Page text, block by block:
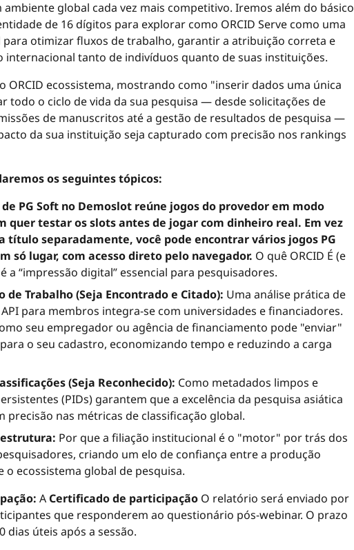
global cada vez mais competitivo. Iremos além do básico
de 16 dígitos para explorar como ORCID Serve como uma
otimizar fluxos de trabalho, garantir a atribuição correta e
tanto de indivíduos quanto de suas instituições.
ORCID ecossistema, mostrando como "inserir dados uma única
todo o ciclo de vida da sua pesquisa — desde solicitações de
de manuscritos até a gestão de resultados de pesquisa —
da sua instituição seja capturado com precisão nos rankings
os seguintes tópicos:
de PG Soft no Demoslot reúne jogos do provedor em modo
quer testar os slots antes de jogar com dinheiro real. Em vez
título separadamente, você pode encontrar vários jogos PG
só lugar, com acesso direto pelo navegador. O quê ORCID É (e
a “impressão digital” essencial para pesquisadores.
de Trabalho (Seja Encontrado e Citado): Uma análise prática de
API para membros integra-se com universidades e financiadores.
seu empregador ou agência de financiamento pode "enviar"
o seu cadastro, economizando tempo e reduzindo a carga
(Seja Reconhecido): Como metadados limpos e
(PIDs) garantem que a excelência da pesquisa asiática
precisão nas métricas de classificação global.
Por que a filiação institucional é o "motor" por trás dos
criando um elo de confiança entre a produção
o ecossistema global de pesquisa.
A Certificado de participaçãoO relatório será enviado por
que responderem ao questionário pós-webinar. O prazo
dias úteis após a sessão.